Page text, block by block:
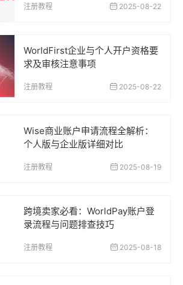
注册教程 2025-08-22
WorldFirst企业与个人开户资格要
求及审核注意事项
注册教程 2025-08-22
Wise商业账户申请流程全解析：
个人版与企业版详细对比
注册教程 2025-08-19
跨境卖家必看：WorldPay账户登
录流程与问题排查技巧
注册教程 2025-08-18